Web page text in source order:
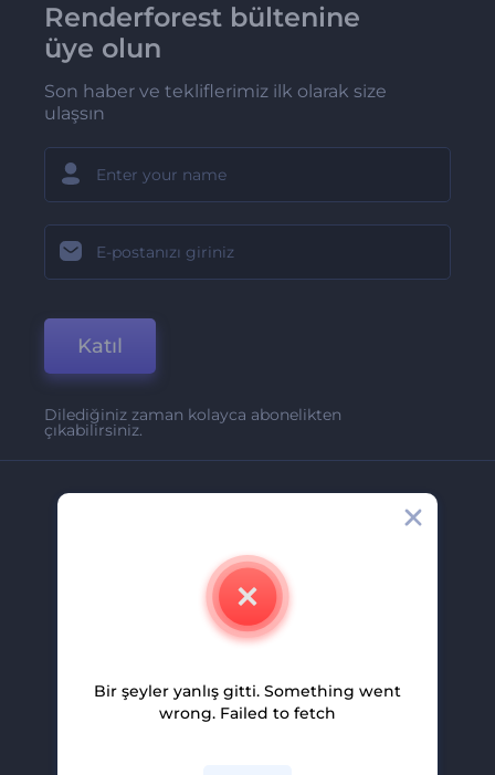
Renderforest bültenine
üye olun
Son haber ve tekliflerimiz ilk olarak size
ulaşsın
Katıl
Dilediğiniz zaman kolayca abonelikten
çıkabilirsiniz.
İletişim
Kariyer
Ortaklık Programı
Bir şeyler yanlış gitti. Something went
wrong. Failed to fetch